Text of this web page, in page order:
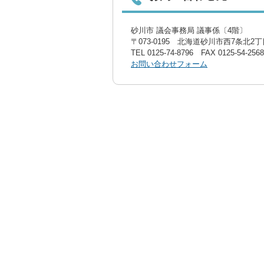
砂川市 議会事務局 議事係〔4階〕
〒073-0195 北海道砂川市西7条北2丁
TEL 0125-74-8796 FAX 0125-54-2568
お問い合わせフォーム